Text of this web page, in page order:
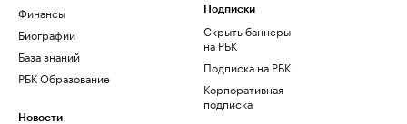
Финансы
Биографии
База знаний
РБК Образование
Новости
Подписки
Скрыть баннеры
на РБК
Подписка на РБК
Корпоративная
подписка